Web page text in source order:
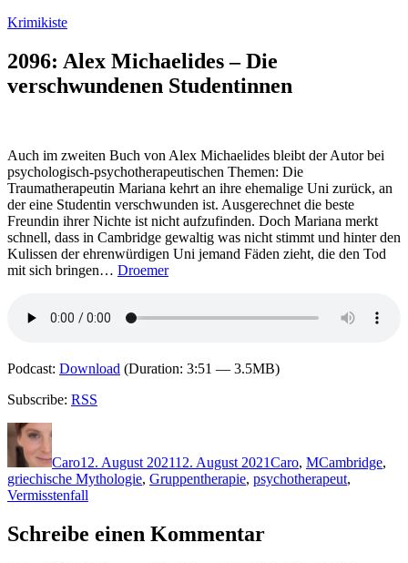
Zum
springen
Krimikiste
2096: Alex Michaelides – Die
verschwundenen Studentinnen
Auch im zweiten Buch von Alex Michaelides bleibt der Autor bei
psychologisch-psychotherapeutischen Themen: Die
Traumatherapeutin Mariana kehrt an ihre ehemalige Uni zurück, an
der eine Studentin verschwunden ist. Ausgerechnet die beste
Freundin ihrer Nichte ist nicht aufzufinden. Doch Mariana merkt
schnell, dass in Cambridge gewaltig was nicht stimmt und hinter den
Kulissen der ehrenwürdigen Uni jemand Fäden zieht, die den Tod
mit sich bringen… Droemer
Podcast: Download (Duration: 3:51 — 3.5MB)
Subscribe: RSS
Autor
Caro12. August 202112. August 2021Caro, MCambridge,
griechische Mythologie, Gruppentherapie, psychotherapeut,
Vermisstenfall
Schreibe einen Kommentar